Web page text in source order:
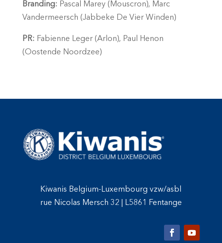
Branding: Pascal Marey (Mouscron), Marc
Vandermeersch (Jabbeke De Vier Winden)
PR: Fabienne Leger (Arlon), Paul Henon
(Oostende Noordzee)
Kiwanis Belgium-Luxembourg vzw/asbl
rue Nicolas Mersch 32
L5861 Fentange